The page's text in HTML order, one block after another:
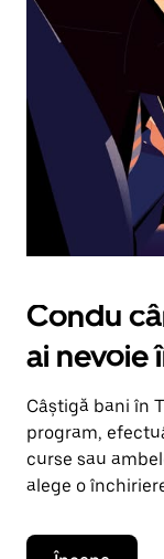
în
jos.
Închide
calendarul
apăsând
pe
butonul
Escape.
Condu
ai nevoie
Câștigă bani în
program,
curse sau
alege o